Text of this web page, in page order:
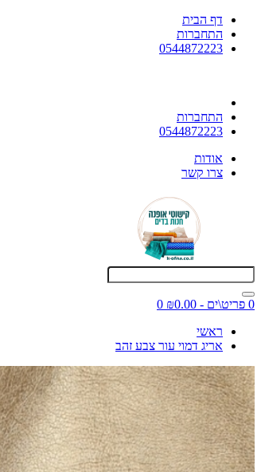
דף הבית
התחברות
0544872223
התחברות
0544872223
אודות
צרו קשר
0 פריט\ים - ₪0.00
0
ראשי
אריג דמוי עור צבע זהב